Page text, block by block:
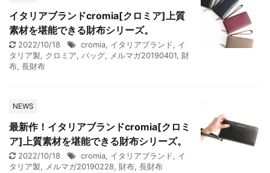
イタリアブランドcromia[クロミア]上質
素材を堪能できる財布シリーズ。
2022/10/18 cromia, イタリアブランド, イ
タリア製, クロミア, バッグ, メルマガ20190401, 財
布, 長財布
NEWS
最新作！イタリアブランドcromia[クロミ
ア]上質素材を堪能できる財布シリーズ。
2022/10/18 cromia, イタリアブランド, イ
タリア製, メルマガ20190228, 財布, 長財布